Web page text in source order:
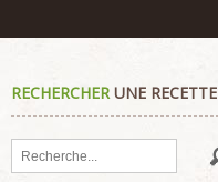
RECHERCHERUNE RECETTE
Rechercher